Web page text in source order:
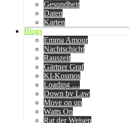
Gesundheit
Daten
Karten
Blogs
Emma Amour
Nachtschicht
Rauszeit
Gärtner Graf
KI-Kosmos
Loading …
Down by Law
Move on up
Watts On
Rat der Weisen